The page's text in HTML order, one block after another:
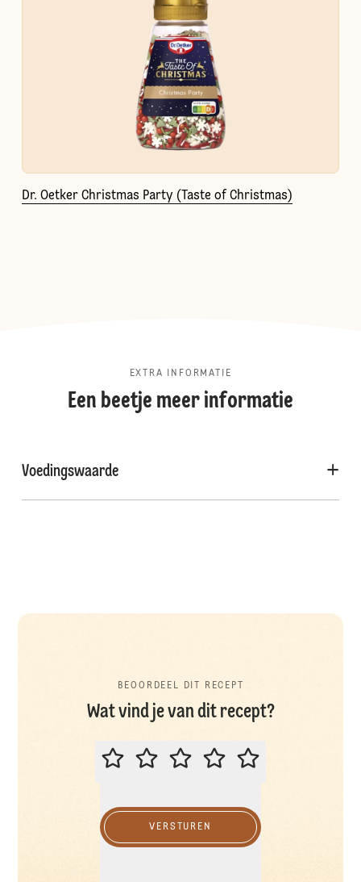
Dr. Oetker Christmas Party (Taste of Christmas)
EXTRA INFORMATIE
Een beetje meer informatie
Voedingswaarde
BEOORDEEL DIT RECEPT
Wat vind je van dit recept?
BEOORDEEL DIT RECEPT
VERSTUREN